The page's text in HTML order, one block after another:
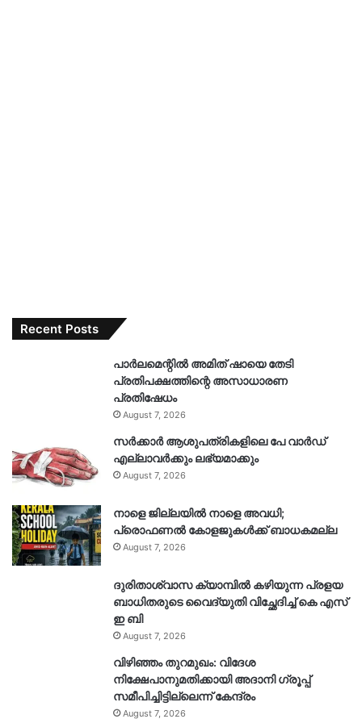
Recent Posts
പാർലമെന്റിൽ അമിത് ഷായെ തേടി
പ്രതിപക്ഷത്തിന്റെ അസാധാരണ
പ്രതിഷേധം
August 7, 2026
സർക്കാർ ആശുപത്രികളിലെ പേ വാർഡ്
എല്ലാവർക്കും ലഭ്യമാക്കും
August 7, 2026
നാളെ ജില്ലയിൽ നാളെ അവധി;
പ്രൊഫണൽ കോളജുകൾക്ക് ബാധകമല്ല
August 7, 2026
ദുരിതാശ്വാസ ക്യാമ്പിൽ കഴിയുന്ന പ്രളയ
ബാധിതരുടെ വൈദ്യുതി വിച്ഛേദിച്ച് കെ എസ്
ഇ ബി
August 7, 2026
വിഴിഞ്ഞം തുറമുഖം: വിദേശ
നിക്ഷേപാനുമതിക്കായി അദാനി ഗ്രൂപ്പ്
സമീപിച്ചിട്ടില്ലെന്ന് കേന്ദ്രം
August 7, 2026